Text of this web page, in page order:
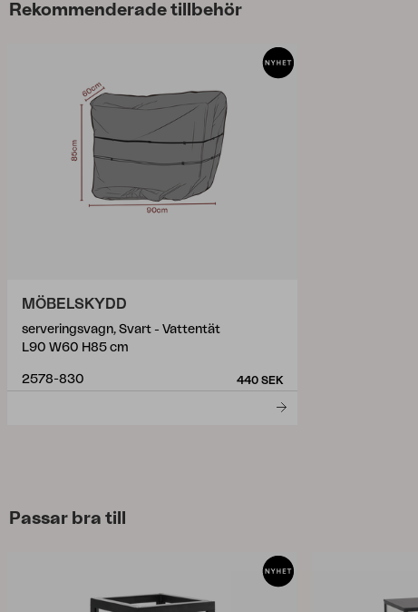
Rekommenderade tillbehör
MÖBELSKYDD
serveringsvagn, Svart - Vattentät
L90 W60 H85 cm
2578-830 440 SEK
Passar bra till